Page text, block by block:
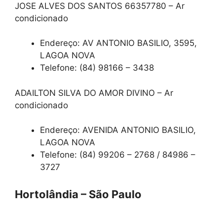
JOSE ALVES DOS SANTOS 66357780 – Ar
condicionado
Endereço: AV ANTONIO BASILIO, 3595,
LAGOA NOVA
Telefone: (84) 98166 – 3438
ADAILTON SILVA DO AMOR DIVINO – Ar
condicionado
Endereço: AVENIDA ANTONIO BASILIO,
LAGOA NOVA
Telefone: (84) 99206 – 2768 / 84986 –
3727
Hortolândia – São Paulo